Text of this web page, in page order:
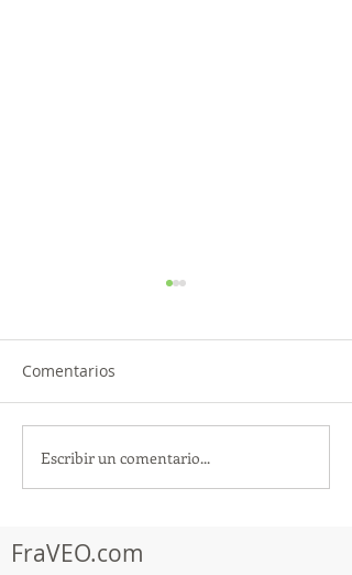
TourTravelynByFraveo
participó en la
Comentarios
Escribir un comentario...
FraVEO.com